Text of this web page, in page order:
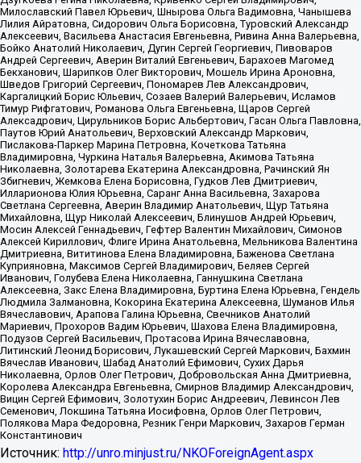
Милославский Павел Юрьевич, Шнырова Ольга Вадимовна, Чанышева
Лилия Айратовна, Сидорович Ольга Борисовна, Туровский Александр
Алексеевич, Васильева Анастасия Евгеньевна, Ривина Анна Валерьевна,
Бойко Анатолий Николаевич, Дугин Сергей Георгиевич, Пивоваров
Андрей Сергеевич, Аверин Виталий Евгеньевич, Барахоев Магомед
Бекханович, Шарипков Олег Викторович, Мошель Ирина Ароновна,
Шведов Григорий Сергеевич, Пономарев Лев Александрович,
Каргалицкий Борис Юльевич, Созаев Валерий Валерьевич, Исламов
Тимур Рифгатович, Романова Ольга Евгеньевна, Щаров Сергей
Алексадрович, Цирульников Борис Альбертович, Гасан Ольга Павловна,
Паутов Юрий Анатольевич, Верховский Александр Маркович,
Пислакова-Паркер Марина Петровна, Кочеткова Татьяна
Владимировна, Чуркина Наталья Валерьевна, Акимова Татьяна
Николаевна, Золотарева Екатерина Александровна, Рачинский Ян
Збигневич, Жемкова Елена Борисовна, Гудков Лев Дмитриевич,
Илларионова Юлия Юрьевна, Саранг Анна Васильевна, Захарова
Светлана Сергеевна, Аверин Владимир Анатольевич, Щур Татьяна
Михайловна, Щур Николай Алексеевич, Блинушов Андрей Юрьевич,
Мосин Алексей Геннадьевич, Гефтер Валентин Михайлович, Симонов
Алексей Кириллович, Флиге Ирина Анатольевна, Мельникова Валентина
Дмитриевна, Вититинова Елена Владимировна, Баженова Светлана
Куприяновна, Максимов Сергей Владимирович, Беляев Сергей
Иванович, Голубева Елена Николаевна, Ганнушкина Светлана
Алексеевна, Закс Елена Владимировна, Буртина Елена Юрьевна, Гендель
Людмила Залмановна, Кокорина Екатерина Алексеевна, Шуманов Илья
Вячеславович, Арапова Галина Юрьевна, Свечников Анатолий
Мариевич, Прохоров Вадим Юрьевич, Шахова Елена Владимировна,
Подузов Сергей Васильевич, Протасова Ирина Вячеславовна,
Литинский Леонид Борисович, Лукашевский Сергей Маркович, Бахмин
Вячеслав Иванович, Шабад Анатолий Ефимович, Сухих Дарья
Николаевна, Орлов Олег Петрович, Добровольская Анна Дмитриевна,
Королева Александра Евгеньевна, Смирнов Владимир Александрович,
Вицин Сергей Ефимович, Золотухин Борис Андреевич, Левинсон Лев
Семенович, Локшина Татьяна Иосифовна, Орлов Олег Петрович,
Полякова Мара Федоровна, Резник Генри Маркович, Захаров Герман
Константинович
Источник: http://unro.minjust.ru/NKOForeignAgent.aspx